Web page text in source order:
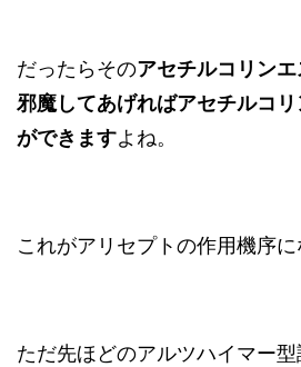
だったらそのアセチルコリン
邪魔してあげればアセチルコ
ができますよね。
これがアリセプトの作用機序に
ただ先ほどのアルツハイマー